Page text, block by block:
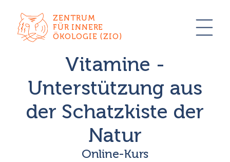
ZENTRUM
FÜR INNERE
ÖKOLOGIE (ZIO)
Vitamine -
Unterstützung aus
der Schatzkiste der
Natur
Online-Kurs